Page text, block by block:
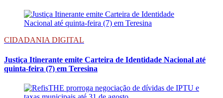
CIDADANIA DIGITAL
Justiça Itinerante emite Carteira de Identidade Nacional até
quinta-feira (7) em Teresina